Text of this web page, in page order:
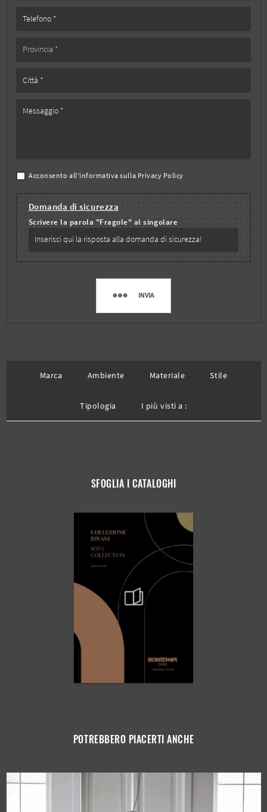
Acconsento all'informativa sulla Privacy Policy
Domanda di sicurezza
Scrivere la parola "Fragole" al singolare
INVIA
Marca Ambiente Materiale Stile
Tipologia I più visti a :
SFOGLIA I CATALOGHI
POTREBBERO PIACERTI ANCHE